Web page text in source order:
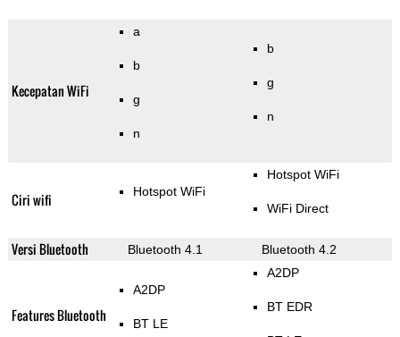
Kecepatan WiFi
a
b
g
n
b
g
n
Ciri wifi Hotspot WiFi
Hotspot WiFi
WiFi Direct
Versi Bluetooth Bluetooth 4.1 Bluetooth 4.2
Features Bluetooth
A2DP
BT LE
A2DP
BT EDR